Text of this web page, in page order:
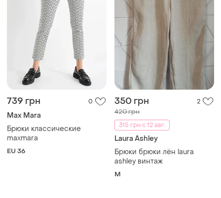
739 грн 0
Max Mara
Брюки классические
maxmara
EU 36
350 грн 2
420 грн
315 грн с 12 авг.
Laura Ashley
Брюки брюки лён laura
ashley винтаж
M